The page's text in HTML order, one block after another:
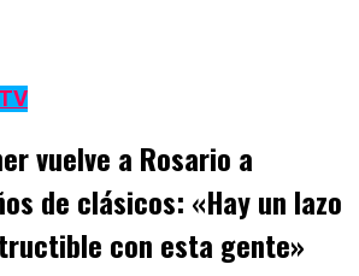
vuelve a Rosario a
de clásicos: «Hay un lazo
con esta gente»